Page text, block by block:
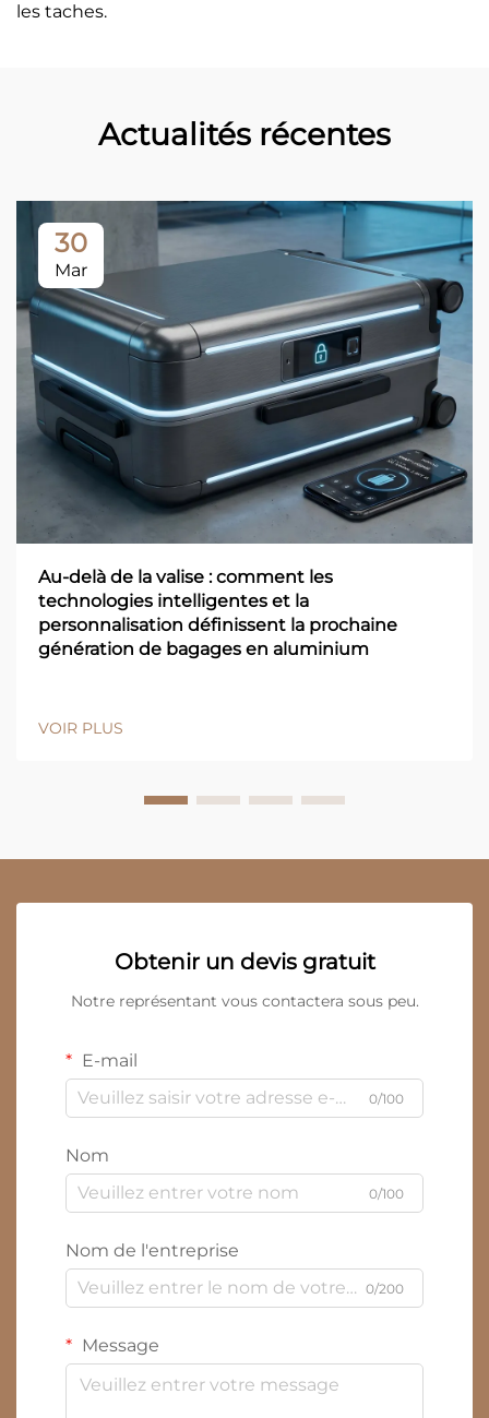
les taches.
Actualités récentes
30
Mar
Au-delà de la valise : comment les
technologies intelligentes et la
personnalisation définissent la prochaine
génération de bagages en aluminium
VOIR PLUS
Obtenir un devis gratuit
Notre représentant vous contactera sous peu.
E-mail
0/100
Nom
0/100
Nom de l'entreprise
0/200
Message